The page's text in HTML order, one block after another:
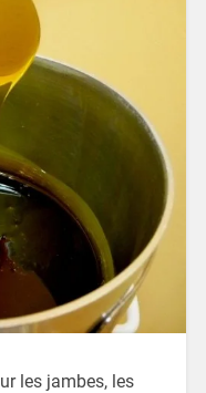
les jambes, les